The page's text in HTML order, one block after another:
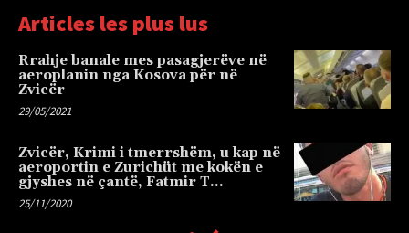
Articles les plus lus
Rrahje banale mes pasagjerëve në
aeroplanin nga Kosova për në
Zvicër
29/05/2021
Zvicër, Krimi i tmerrshëm, u kap në
aeroportin e Zurichüt me kokën e
gjyshes në çantë, Fatmir T…
25/11/2020